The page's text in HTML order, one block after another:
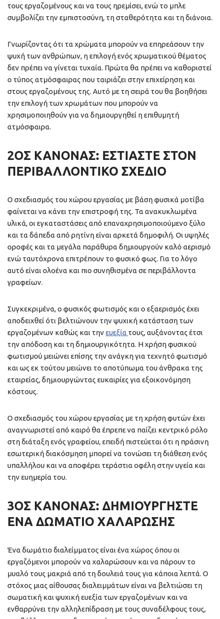
τους εργαζομένους και να τους ηρεμίσει, ενώ το μπλε
συμβολίζει την εμπιστοσύνη, τη σταθερότητα και τη διάνοια.
Γνωρίζοντας ότι τα χρώματα μπορούν να επηρεάσουν την
ψυχή των ανθρώπων, η επιλογή ενός χρωματικού θέματος
δεν πρέπει να γίνεται τυχαία. Πρώτα θα πρέπει να καθοριστεί
ο τύπος ατμόσφαιρας που ταιριάζει στην επιχείρηση και
στους εργαζομένους της. Αυτό με τη σειρά του θα βοηθήσει
την επιλογή των χρωμάτων που μπορούν να
χρησιμοποιηθούν για να δημιουργηθεί η επιθυμητή
ατμόσφαιρα.
2ΟΣ ΚΑΝΌΝΑΣ: ΕΣΤΙΆΣΤΕ ΣΤΟΝ
ΠΕΡΙΒΑΛΛΟΝΤΙΚΌ ΣΧΈΔΙΟ
Ο σχεδιασμός του χώρου εργασίας με βάση φυσικά μοτίβα
φαίνεται να κάνει την επιστροφή της. Τα ανακυκλωμένα
υλικά, οι εγκαταστάσεις από επαναχρησιμοποιούμενο ξύλο
και τα δάπεδα από ρητίνη είναι αρκετά δημοφιλή. Οι υψηλές
οροφές και τα μεγάλα παράθυρα δημιουργούν καλό αερισμό
ενώ ταυτόχρονα επιτρέπουν το φυσικό φως. Για το λόγο
αυτό είναι ολοένα και πιο συνηθισμένα σε περιβάλλοντα
γραφείων.
Συγκεκριμένα, ο φυσικός φωτισμός και ο εξαερισμός έχει
αποδειχθεί ότι βελτιώνουν την ψυχική κατάσταση των
εργαζομένων καθώς και τηνευεξία τους, αυξάνοντας έτσι
την απόδοση και τη δημιουργικότητα. Η χρήση φυσικού
φωτισμού μειώνει επίσης την ανάγκη για τεχνητό φωτισμό
και ως εκ τούτου μειώνει το αποτύπωμα του άνθρακα της
εταιρείας, δημιουργώντας ευκαιρίες για εξοικονόμηση
κόστους.
Ο σχεδιασμός του χώρου εργασίας με τη χρήση φυτών έχει
αναγνωριστεί από καιρό θα έπρεπε να παίζει κεντρικό ρόλο
στη διάταξη ενός γραφείου, επειδή πιστεύεται ότι η πράσινη
εσωτερική διακόσμηση μπορεί να τονώσει τη διάθεση ενός
υπαλλήλου και να αποφέρει τεράστια οφέλη στην υγεία και
την ευημερία του.
3ΟΣ ΚΑΝΌΝΑΣ: ΔΗΜΙΟΥΡΓΉΣΤΕ
ΈΝΑ ΔΩΜΆΤΙΟ ΧΑΛΆΡΩΣΗΣ
Ένα δωμάτιο διαλείμματος είναι ένα χώρος όπου οι
εργαζόμενοι μπορούν να χαλαρώσουν και να πάρουν το
μυαλό τους μακριά από τη δουλειά τους για κάποια λεπτά. Ο
στόχος μιας αίθουσας διαλειμμάτων είναι να βελτιώσει τη
σωματική και ψυχική ευεξία των εργαζομένων και να
ενθαρρύνει την αλληλεπίδραση με τους συναδέλφους τους,